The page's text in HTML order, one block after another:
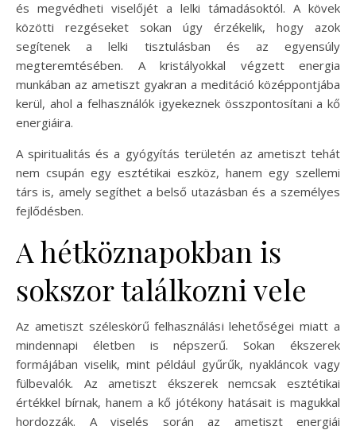
és megvédheti viselőjét a lelki támadásoktól. A kövek
közötti rezgéseket sokan úgy érzékelik, hogy azok
segítenek a lelki tisztulásban és az egyensúly
megteremtésében. A kristályokkal végzett energia
munkában az ametiszt gyakran a meditáció középpontjába
kerül, ahol a felhasználók igyekeznek összpontosítani a kő
energiáira.
A spiritualitás és a gyógyítás területén az ametiszt tehát
nem csupán egy esztétikai eszköz, hanem egy szellemi
társ is, amely segíthet a belső utazásban és a személyes
fejlődésben.
A hétköznapokban is
sokszor találkozni vele
Az ametiszt széleskörű felhasználási lehetőségei miatt a
mindennapi életben is népszerű. Sokan ékszerek
formájában viselik, mint például gyűrűk, nyakláncok vagy
fülbevalók. Az ametiszt ékszerek nemcsak esztétikai
értékkel bírnak, hanem a kő jótékony hatásait is magukkal
hordozzák. A viselés során az ametiszt energiái